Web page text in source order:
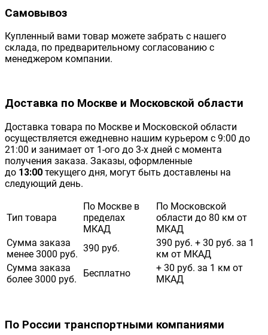
Самовывоз
Купленный вами товар можете забрать с нашего
склада, по предварительному согласованию с
менеджером компании.
Доставка по Москве и Московской области
Доставка товара по Москве и Московской области
осуществляется ежедневно нашим курьером с 9:00 до
21:00 и занимает от 1-ого до 3-х дней с момента
получения заказа. Заказы, оформленные
до 13:00 текущего дня, могут быть доставлены на
следующий день.
Тип товара
По Москве в
пределах
МКАД
По Московской
области до 80 км от
МКАД
Сумма заказа
менее 3000 руб.
390 руб.
390 руб. + 30 руб. за 1
км от МКАД
Сумма заказа
более 3000 руб.
Бесплатно
+ 30 руб. за 1 км от
МКАД
По России транспортными компаниями